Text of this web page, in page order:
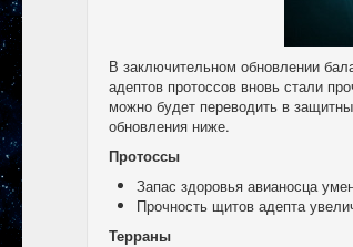
В заключительном обновлении
адептов протоссов вновь стали
можно будет переводить в
обновления ниже.
Протоссы
Запас здоровья авианосца
Прочность щитов адепта
Терраны